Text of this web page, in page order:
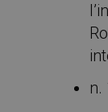
n.